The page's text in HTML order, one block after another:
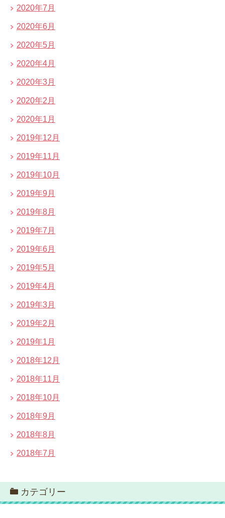
2020年7月
2020年6月
2020年5月
2020年4月
2020年3月
2020年2月
2020年1月
2019年12月
2019年11月
2019年10月
2019年9月
2019年8月
2019年7月
2019年6月
2019年5月
2019年4月
2019年3月
2019年2月
2019年1月
2018年12月
2018年11月
2018年10月
2018年9月
2018年8月
2018年7月
カテゴリー